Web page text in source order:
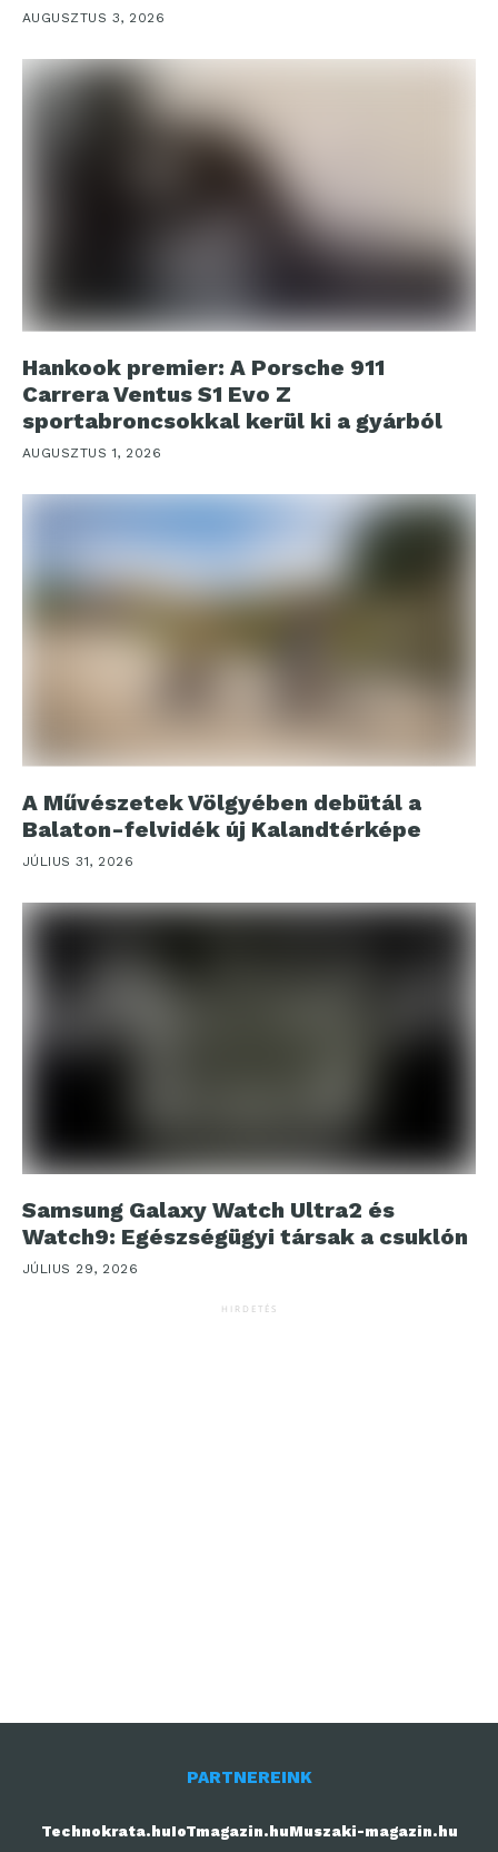
AUGUSZTUS 3, 2026
Hankook premier: A Porsche 911
Carrera Ventus S1 Evo Z
sportabroncsokkal kerül ki a gyárból
AUGUSZTUS 1, 2026
A Művészetek Völgyében debütál a
Balaton-felvidék új Kalandtérképe
JÚLIUS 31, 2026
Samsung Galaxy Watch Ultra2 és
Watch9: Egészségügyi társak a csuklón
JÚLIUS 29, 2026
HIRDETÉS
PARTNEREINK
Technokrata.huIoTmagazin.huMuszaki-magazin.hu